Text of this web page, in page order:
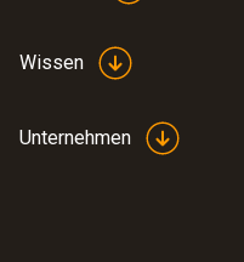
Wissen
Unternehmen